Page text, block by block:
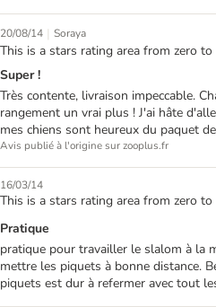
20/08/14 | Soraya
This is a stars rating area from zero to
Super !
Très contente, livraison impeccable.
rangement un vrai plus ! J'ai hâte
mes chiens sont heureux du paquet
Avis publié à l'origine sur zooplus.fr
16/03/14
This is a stars rating area from zero to
Pratique
pratique pour travailler le slalom à la
mettre les piquets à bonne distance.
piquets est dur à refermer avec tout